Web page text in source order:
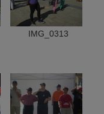
IMG_0313